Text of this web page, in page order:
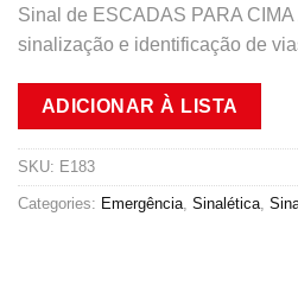
Sinal de ESCADAS PARA CIMA
sinalização e identificação de
ADICIONAR À LISTA
SKU: E183
Categories: Emergência Sinalética